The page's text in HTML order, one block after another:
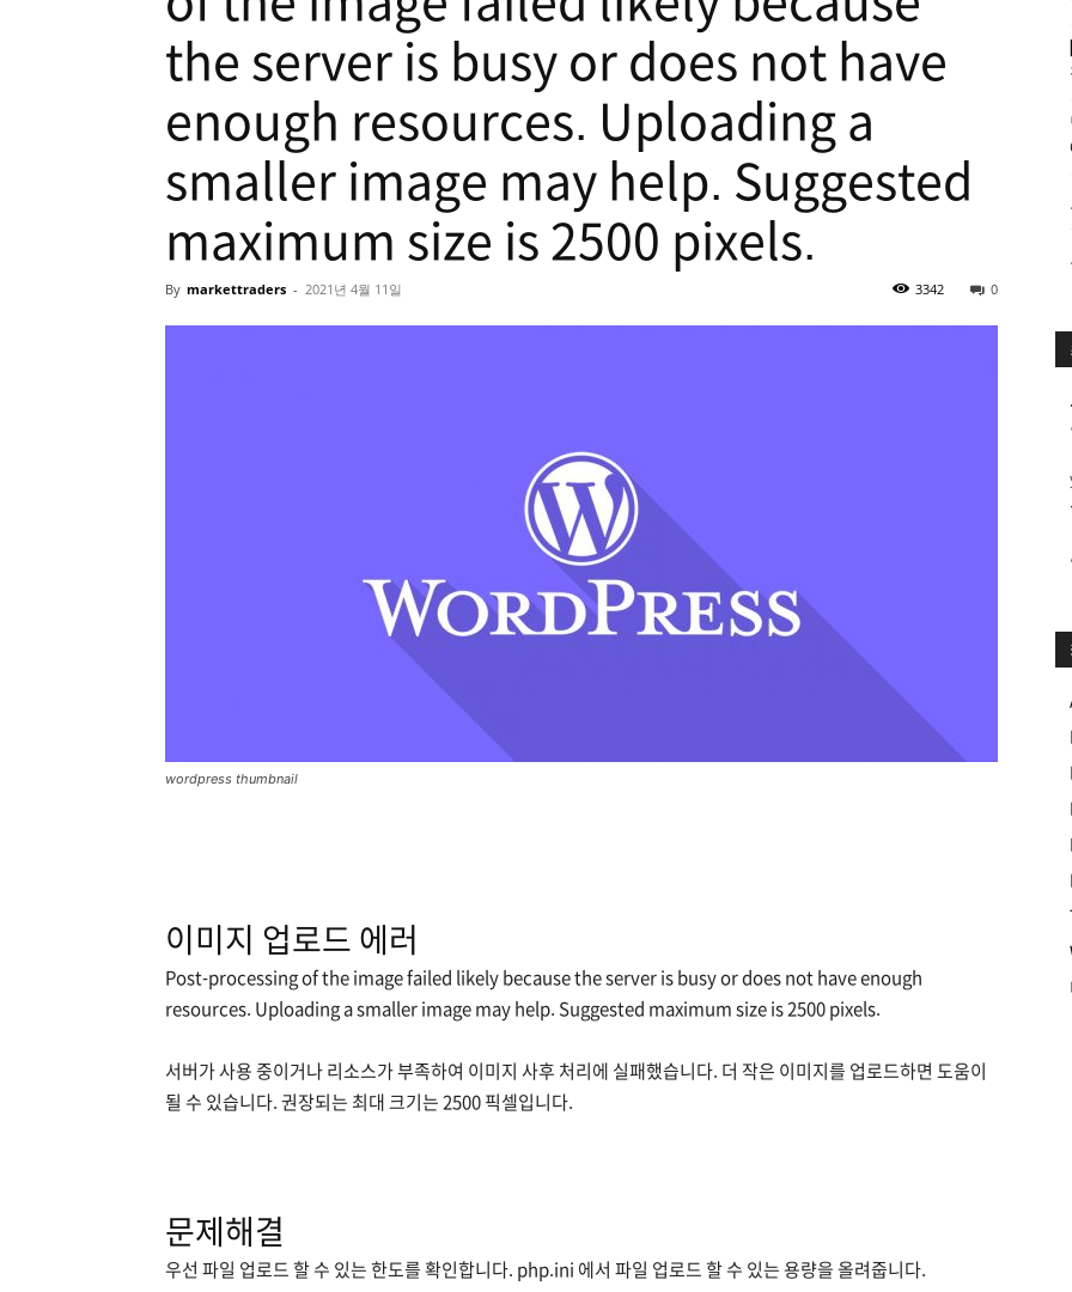
the server is busy or does not have
enough resources. Uploading a
smaller image may help. Suggested
maximum size is 2500 pixels.
By markettraders - 2021년 4월 11일 0
3342
wordpress thumbnail
이미지 업로드 에러
Post-processing of the image failed likely because the server is busy or does not have enough
resources. Uploading a smaller image may help. Suggested maximum size is 2500 pixels.
서버가 사용 중이거나 리소스가 부족하여 이미지 사후 처리에 실패했습니다. 더 작은 이미지를 업로드하면 도움이
될 수 있습니다. 권장되는 최대 크기는 2500 픽셀입니다.
문제해결
우선 파일 업로드 할 수 있는 한도를 확인합니다. php.ini 에서 파일 업로드 할 수 있는 용량을 올려줍니다.